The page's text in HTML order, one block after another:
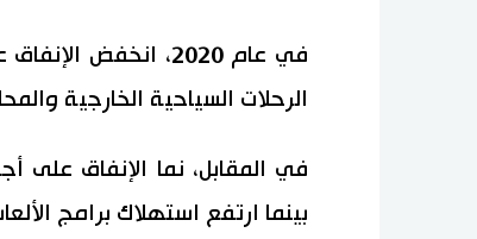
الرحلات السياحية الخارجية والمحلية بنسبة 85.8٪ و
بينما ارتفع استهلاك برامج